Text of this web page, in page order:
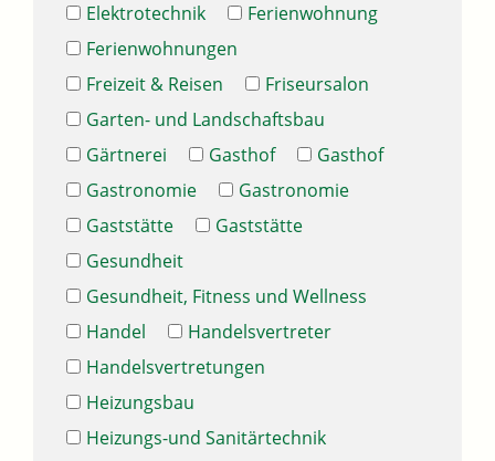
Elektrotechnik
Ferienwohnung
Ferienwohnungen
Freizeit & Reisen
Friseursalon
Garten- und Landschaftsbau
Gärtnerei
Gasthof
Gasthof
Gastronomie
Gastronomie
Gaststätte
Gaststätte
Gesundheit
Gesundheit, Fitness und Wellness
Handel
Handelsvertreter
Handelsvertretungen
Heizungsbau
Heizungs-und Sanitärtechnik